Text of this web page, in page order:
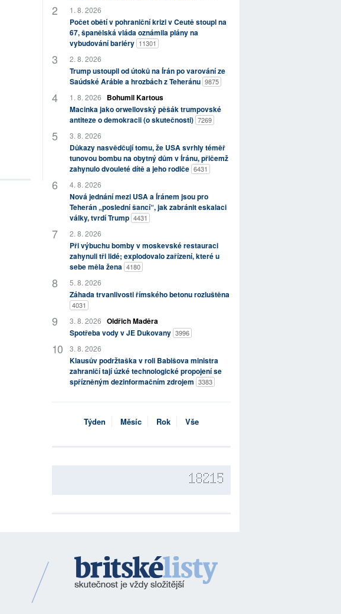
1. 8. 2026
Počet obětí v pohraniční krizi v Ceutě stoupl na
67, španělská vláda oznámila plány na
vybudování bariéry 11301
2. 8. 2026
Trump ustoupil od útoků na Írán po varování ze
Saúdské Arábie a hrozbách z Teheránu 9875
1. 8. 2026
Bohumil Kartous
Macinka jako orwellovský pěšák trumpovské
antiteze o demokracii (o skutečnosti) 7269
3. 8. 2026
Důkazy nasvědčují tomu, že USA svrhly téměř
tunovou bombu na obytný dům v Íránu, přičemž
zahynulo dvouleté dítě a jeho rodiče 6431
4. 8. 2026
Nová jednání mezi USA a Íránem jsou pro
Teherán „poslední šancí“, jak zabránit eskalaci
války, tvrdí Trump 4431
2. 8. 2026
Při výbuchu bomby v moskevské restauraci
zahynuli tři lidé; explodovalo zařízení, které u
sebe měla žena 4180
5. 8. 2026
Záhada trvanlivosti římského betonu rozluštěna
4031
3. 8. 2026 Oldřich Maděra
Spotřeba vody v JE Dukovany 3996
3. 8. 2026
Klausův podržtaška v roli Babišova ministra
zahraničí tají úzké technologické propojení se
spřízněným dezinformačním zdrojem 3383
Týden Měsíc Rok Vše
18215